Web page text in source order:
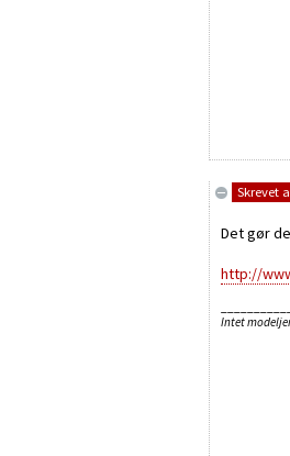
Skrevet
Det gør
http://
Intet